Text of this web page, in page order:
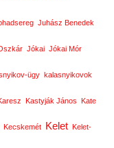
Juhász Benedek
Jókai Jókai Mór
ügy kalasnyikovok
Kastyják János Kate
Kecskemét Kelet Kelet-